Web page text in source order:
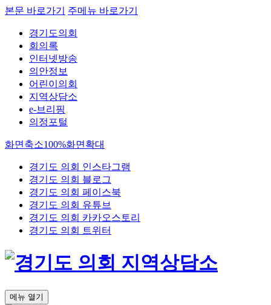
본문 바로가기 주메뉴 바로가기
경기도의회
회의록
인터넷방송
의안정보
어린이의회
지역상담소
e-브리핑
의정포털
화면축소100%화면확대
경기도 의회 인스타그램
경기도 의회 블로그
경기도 의회 페이스북
경기도 의회 유튜브
경기도 의회 카카오스토리
경기도 의회 트위터
메뉴 열기